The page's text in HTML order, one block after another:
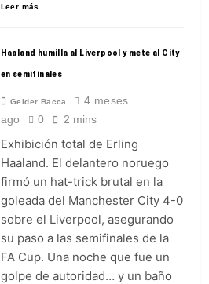
Leer más
Haaland humilla al Liverpool y mete al City
en semifinales
Geider Bacca
4 meses
ago
0 2 mins
Exhibición total de Erling
Haaland. El delantero noruego
firmó un hat-trick brutal en la
goleada del Manchester City 4-0
sobre el Liverpool, asegurando
su paso a las semifinales de la
FA Cup. Una noche que fue un
golpe de autoridad… y un baño